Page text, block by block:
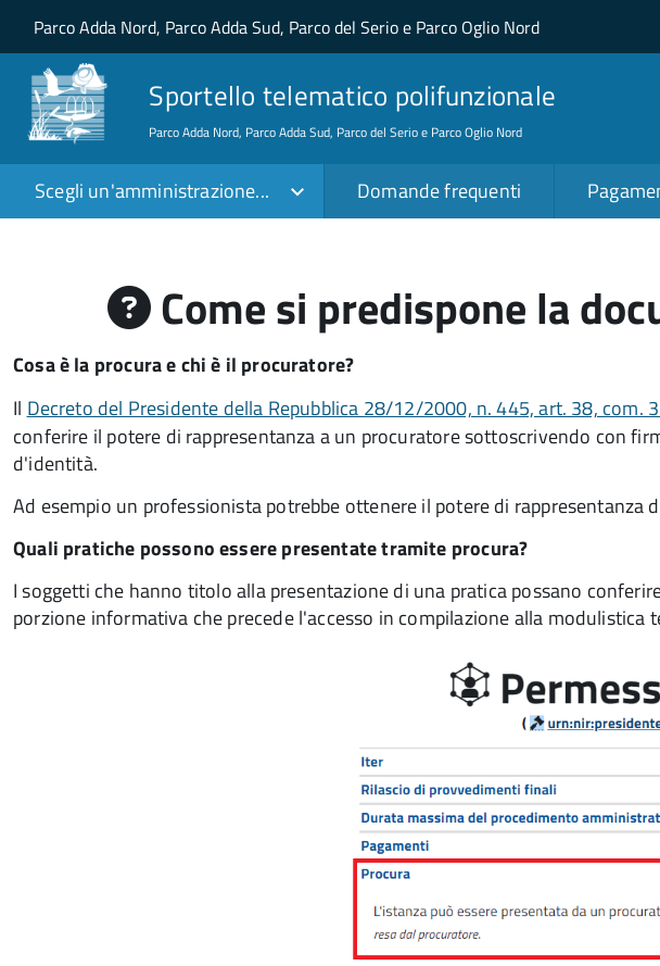
Salta al contenuto principale
Skip to site navigation
Parco Adda Nord, Parco Adda Sud, Parco del Serio e Parco Oglio Nord
Sportello telematico polifunzionale
Parco Adda Nord, Parco Adda Sud, Parco del Serio e Parco Oglio Nord
Scegli un'amministrazione... Domande frequenti
Come si predispone la
Cosa è la procura e chi è il procuratore?
Il Decreto del Presidente della Repubblica 28/12/2000, n. 445, art. 38, com.
conferire il potere di rappresentanza a un procuratore sottoscrivendo con
d'identità.
Ad esempio un professionista potrebbe ottenere il potere di rappresentanza
Quali pratiche possono essere presentate tramite procura?
I soggetti che hanno titolo alla presentazione di una pratica possano
porzione informativa che precede l'accesso in compilazione alla modulistica